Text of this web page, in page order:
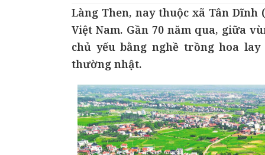
Làng Then, nay thuộc xã Tân Dĩnh
Việt Nam. Gần 70 năm qua, giữa
chủ yếu bằng nghề trồng hoa
thường nhật.